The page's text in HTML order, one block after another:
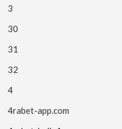
3
30
31
32
4
4rabet-app.com